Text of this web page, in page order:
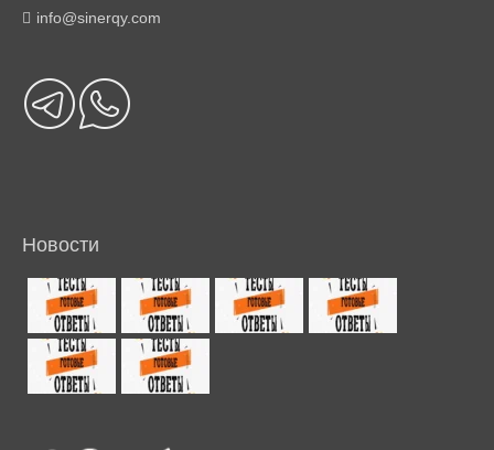
info@sinerqy.com
Новости